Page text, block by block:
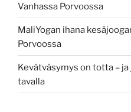
Vanhassa Porvoossa
MaliYogan ihana
Porvoossa
Kevätväsymys on totta –
tavalla